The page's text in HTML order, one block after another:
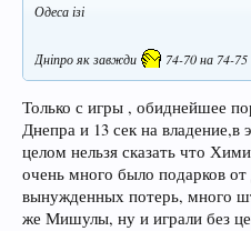
Одеса ізі
Дніпро як завжди 74-70 на 74-75
Только с игры , обиднейшее
Днепра и 13 сек на
целом нельзя сказать что
очень много было подарков
вынужденных потерь, много
же Мишулы, ну и играли без